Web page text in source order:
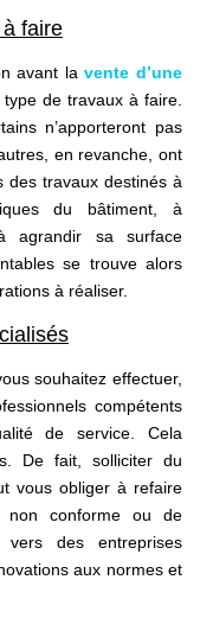
faire
avant lavente d’une
de travaux à faire.
n’apporteront pas
en revanche, ont
des travaux destinés à
du bâtiment, à
agrandir sa surface
se trouve alors
à réaliser.
souhaitez effectuer,
compétents
de service. Cela
De fait, solliciter du
vous obliger à refaire
non conforme ou de
vers des entreprises
aux normes et